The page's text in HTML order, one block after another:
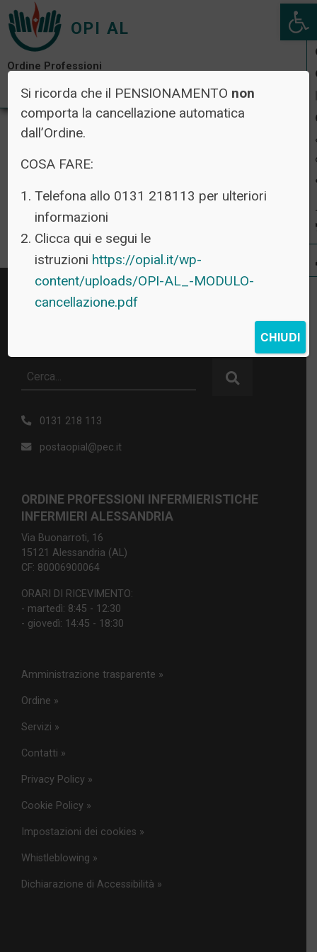
OPI AL
Ordine Professioni
Infermieristiche di Alessandria
RAPPRESENTAZIONE
GRAFICA
0131 218 113
postaopial@pec.it
ORDINE PROFESSIONI INFERMIERISTICHE
INFERMIERI ALESSANDRIA
Via Buonarroti, 16
15121 Alessandria (AL)
CF: 80006900064
ORARI DI RICEVIMENTO:
- martedì: 8:45 - 12:30
- giovedì: 14:45 - 18:30
Amministrazione trasparente »
Ordine »
Servizi »
Contatti »
Privacy Policy »
Cookie Policy »
Impostazioni dei cookies »
Whistleblowing »
Dichiarazione di Accessibilità »
Si ricorda che il PENSIONAMENTO non
comporta la cancellazione automatica
dall’Ordine.
COSA FARE:
Telefona allo 0131 218113 per ulteriori
informazioni
Clicca qui e segui le
istruzioni https://opial.it/wp-
content/uploads/OPI-AL_-MODULO-
cancellazione.pdf
CHIUDI